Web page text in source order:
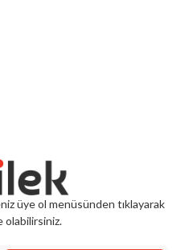
üye ol menüsünden tıklayarak
olabilirsiniz.